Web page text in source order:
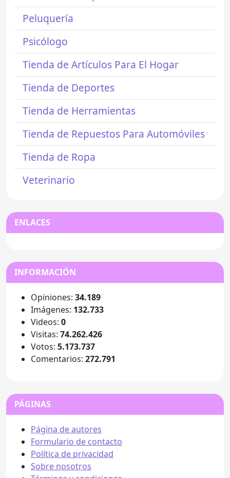
Peluquería
Psicólogo
Tienda de Artículos Para El Hogar
Tienda de Deportes
Tienda de Herramientas
Tienda de Repuestos Para Automóviles
Tienda de Ropa
Veterinario
ENLACES
INFORMACIÓN
Opiniones: 34.189
Imágenes: 132.733
Videos: 0
Visitas: 74.262.426
Votos: 5.173.737
Comentarios: 272.791
PÁGINAS
Página de autores
Formulario de contacto
Política de privacidad
Sobre nosotros